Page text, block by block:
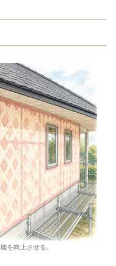
を向上させる。